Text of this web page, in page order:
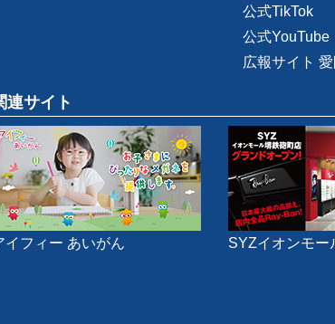
公式TikTok
公式YouTube
広報サイト
連サイト
イフィー あいがん SYZイオンモー